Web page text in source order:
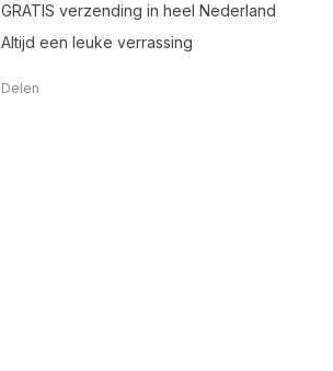
GRATIS verzending in heel Nederland
Altijd een leuke verrassing
Delen